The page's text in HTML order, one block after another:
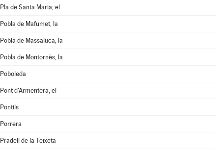
Pla de Santa Maria, el
Pobla de Mafumet, la
Pobla de Massaluca, la
Pobla de Montornès, la
Poboleda
Pont d'Armentera, el
Pontils
Porrera
Pradell de la Teixeta